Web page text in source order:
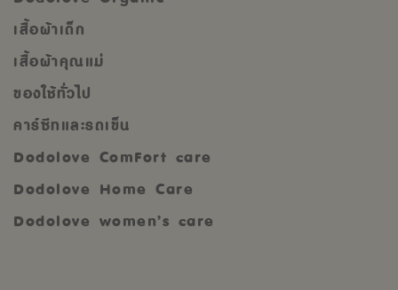
เสื้อผ้าเด็ก
เสื้อผ้าคุณแม่
ของใช้ทั่วไป
คาร์ซีทและรถเข็น
Dodolove ComFort care
Dodolove Home Care
Dodolove women’s care